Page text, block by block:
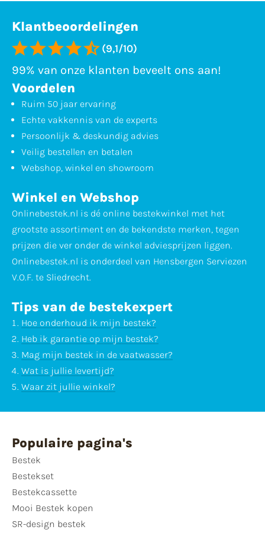
Klantbeoordelingen
(9,1/10)
99% van onze klanten beveelt ons aan!
Voordelen
Ruim 50 jaar ervaring
Echte vakkennis van de experts
Persoonlijk & deskundig advies
Veilig bestellen en betalen
Webshop, winkel en showroom
Winkel en Webshop
Onlinebestek.nl is dé online bestekwinkel met het
grootste assortiment en de bekendste merken, tegen
prijzen die ver onder de winkel adviesprijzen liggen.
Onlinebestek.nl is onderdeel van Hensbergen Serviezen
V.O.F. te Sliedrecht.
Tips van de bestekexpert
Hoe onderhoud ik mijn bestek?
Heb ik garantie op mijn bestek?
Mag mijn bestek in de vaatwasser?
Wat is jullie levertijd?
Waar zit jullie winkel?
Populaire pagina's
Bestek
Bestekset
Bestekcassette
Mooi Bestek kopen
SR-design bestek